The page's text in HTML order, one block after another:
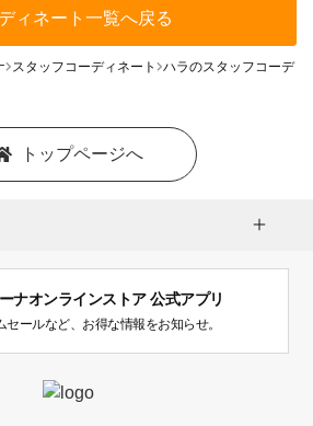
ィネート一覧へ戻る
スタッフコーディネート ハラのスタッフコーディ
トップページへ
ナオンラインストア 公式アプリ
セールなど、お得な情報をお知らせ。